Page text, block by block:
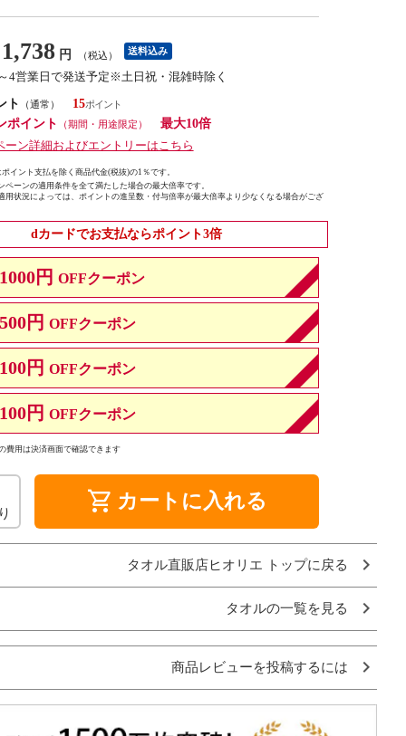
1,738 円 （税込） 送料込み
4営業日で発送予定※土日祝・混雑時除く
ト
（通常）
15
ポイント
（期間・用途限定）
最大10倍
ーン詳細およびエントリーはこちら
イント支払を除く商品代金(税抜)の1％です。
ペーンの適用条件を全て満たした場合の最大倍率です。
用状況によっては、ポイントの進呈数・付与倍率が最大倍率より少なくなる場合がござ
dカードでお支払ならポイント3倍
1000円 OFFクーポン
500円 OFFクーポン
100円 OFFクーポン
100円 OFFクーポン
費用は決済画面で確認できます
shopping_cart カートに入れる
タオル直販店ヒオリエ トップに戻る
タオルの一覧を見る
商品レビューを投稿するには